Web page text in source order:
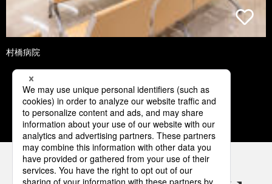
村橋病院
1 2 3 4 5
パナソニックの電気設備 SNSアカウント